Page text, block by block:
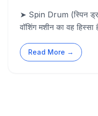
➤ Spin Drum (स्पिन
वॉशिंग मशीन का वह
Read More →